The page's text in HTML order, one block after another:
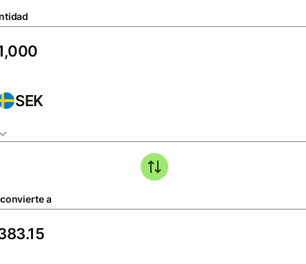
SEK
a